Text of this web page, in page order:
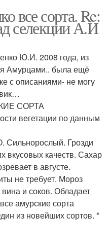
все сорта. Re:
селекции А.И
Ю.И. 2008 года, из
Амурцами.. была ещё
с описаниями- не могу
СОРТА
вегетации по данным
Грозди
вкусовых качеств. Сахар
в августе.
не требует. Мороз
и соков. Обладает
амурские сорта
из новейших сортов. *